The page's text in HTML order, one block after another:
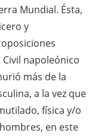
Mundial. Ésta,
y
napoleónico
más de la
a la vez que
física y/o
en este